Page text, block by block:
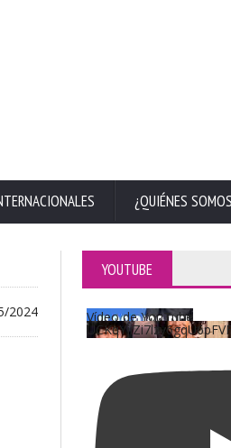
¿QUIÉNES
2024
YOUTUBE
Vídeo de YouTube